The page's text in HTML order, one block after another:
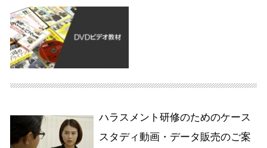
ハラスメント研修のためのケース
スタディ動画・データ販売のご案